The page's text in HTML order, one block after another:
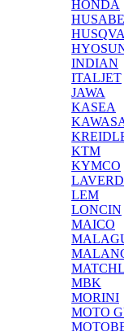
HONDA
INDIAN
ITALJET
JAWA
KASEA
KTM
KYMCO
LEM
LONCIN
MAICO
MBK
MORINI
MOTO